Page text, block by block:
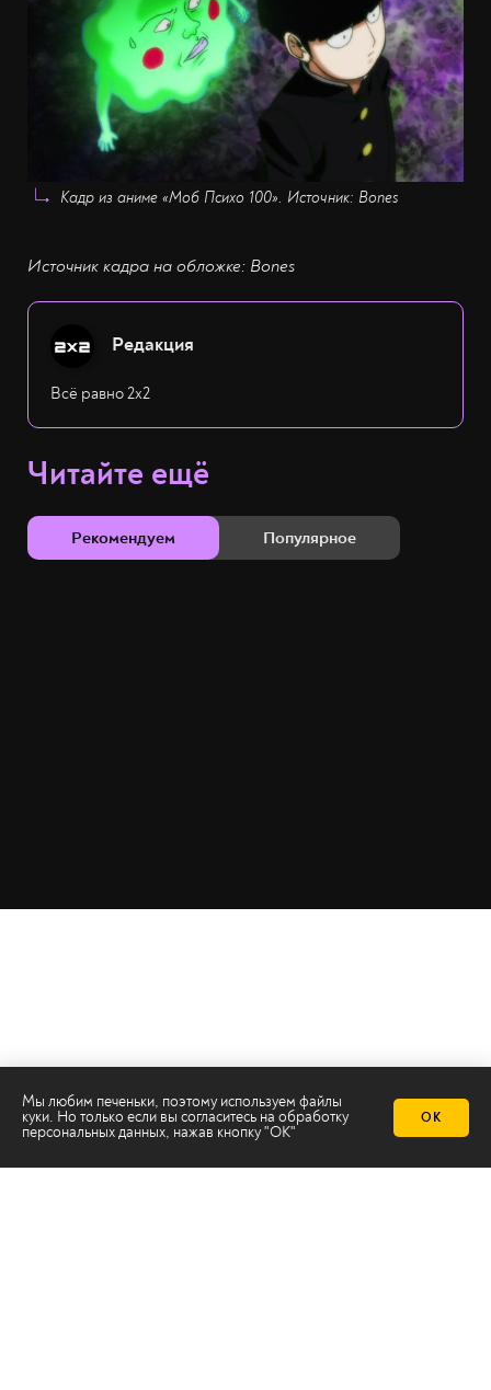
Кадр из аниме «Моб Психо 100». Источник: Bones
Источник кадра на обложке: Bones
Редакция
Всё равно 2х2
Читайте ещё
Рекомендуем Популярное
Мы любим печеньки, поэтому используем файлы
куки. Но только если вы согласитесь на обработку
персональных данных, нажав кнопку "ОК"
ОК